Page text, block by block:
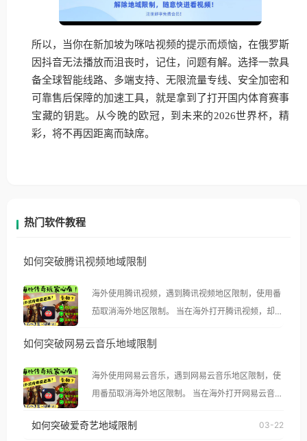
所以，当你在新加坡为咪咕视频的提示而烦恼，在俄罗斯
因抖音无法播放而沮丧时，记住，问题有解。选择一款具
备全球智能线路、多端支持、无限流量专线、安全加密和
可靠售后保障的加速工具，就是拿到了打开国内体育赛事
宝藏的钥匙。从今晚的欧冠，到未来的2026世界杯，精
彩，将不再因距离而缺席。
热门软件教程
如何突破腾讯视频地域限制
海外使用腾讯视频，遇到腾讯视频地区限制，使用番
茄取消海外地区限制。 当在海外打开腾讯视频，却突
示语。 海外用户如香港、澳门、台湾、美国、加拿
像其他音乐平台一样，出现地区及版权限制问题，且
仅能在中国大陆地区播放。 遇到这个问题的朋友们，
使用番茄回国加速器，即可解决「海外用户收听腾讯
如何突破网易云音乐地域限制
海外使用网易云音乐，遇到网易云音乐地区限制，使
用番茄取消海外地区限制。 当在海外打开网易云音
播放”的提示语。 海外用户如香港、澳门、台湾、美
如何突破爱奇艺地域限制 03-22